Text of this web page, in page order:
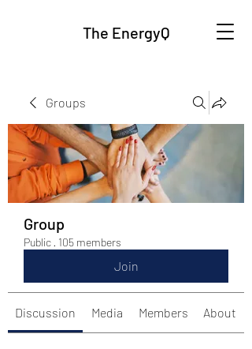
The EnergyQ
Groups
Group
Public · 105 members
Join
Discussion Media Members About